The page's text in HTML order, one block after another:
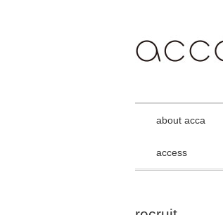
about acca
access